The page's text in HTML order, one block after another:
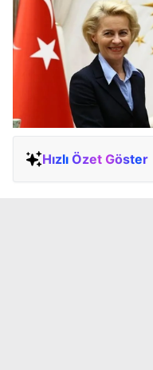
Hızlı Özet Göster